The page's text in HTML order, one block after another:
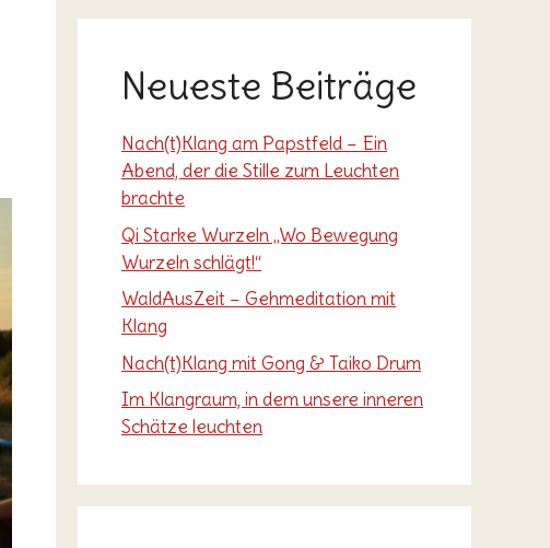
Neueste Beiträge
Nach(t)Klang am Papstfeld – Ein
Abend, der die Stille zum Leuchten
brachte
Qi Starke Wurzeln „Wo Bewegung
Wurzeln schlägt!“
WaldAusZeit – Gehmeditation mit
Klang
Nach(t)Klang mit Gong & Taiko Drum
Im Klangraum, in dem unsere inneren
Schätze leuchten